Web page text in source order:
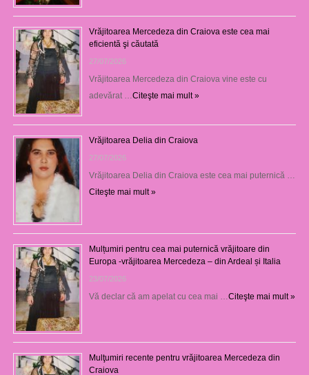
Vrăjitoarea Mercedeza din Craiova este cea mai
eficientă şi căutată
27/07/2026
Vrăjitoarea Mercedeza din Craiova vine este cu
adevărat … Citeşte mai mult »
Vrăjitoarea Delia din Craiova
27/07/2026
Vrăjitoarea Delia din Craiova este cea mai puternică …
Citeşte mai mult »
Mulțumiri pentru cea mai puternică vrăjitoare din
Europa -vrăjitoarea Mercedeza – din Ardeal și Italia
23/07/2026
Vă declar că am apelat cu cea mai … Citeşte mai mult »
Mulţumiri recente pentru vrăjitoarea Mercedeza din
Craiova